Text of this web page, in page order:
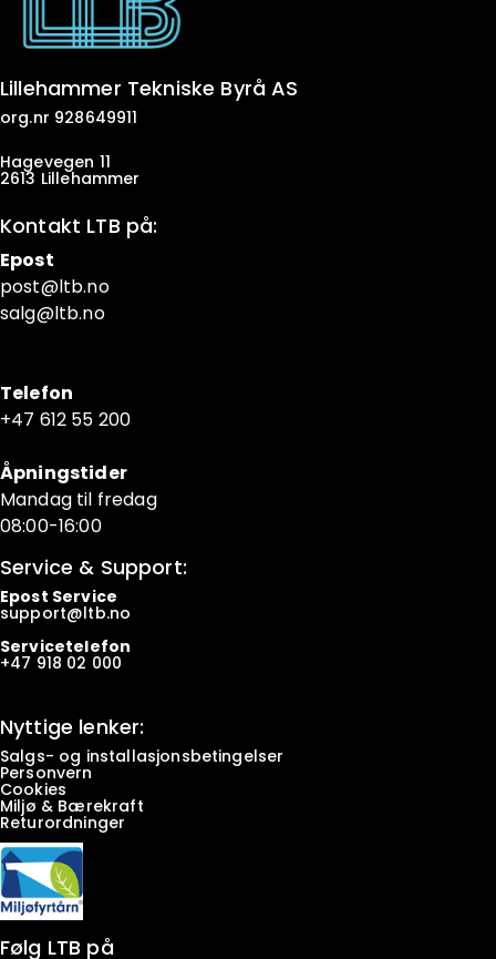
Lillehammer Tekniske Byrå AS
org.nr 928649911
Hagevegen 11
2613 Lillehammer
Kontakt LTB på:
Epost
post@ltb.no
salg@ltb.no
Telefon
+47 612 55 200
Åpningstider
Mandag til fredag
08:00-16:00
Service & Support:
Epost Service
support@ltb.no
Servicetelefon
+47 918 02 000
Nyttige lenker:
Salgs- og installasjonsbetingelser
Personvern
Cookies
Miljø & Bærekraft
Returordninger
Følg LTB på